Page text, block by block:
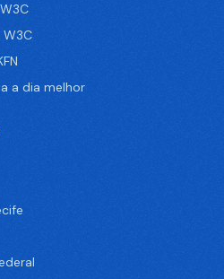
a dia melhor